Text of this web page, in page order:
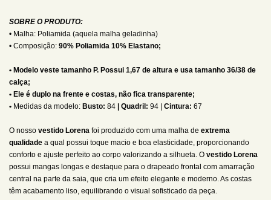
SOBRE O PRODUTO:
• Malha: Poliamida (aquela malha geladinha)
• Composição: 90% Poliamida 10% Elastano;
• Modelo veste tamanho P. Possui 1,67 de altura e usa tamanho 36/38 de
calça;
• Ele é duplo na frente e costas, não fica transparente;
• Medidas da modelo: Busto: 84 | Quadril: 94 | Cintura: 67
O nosso vestido Lorena foi produzido com uma malha de extrema
qualidade a qual possui toque macio e boa elasticidade, proporcionando
conforto e ajuste perfeito ao corpo valorizando a silhueta. O vestido Lorena
possui mangas longas e destaque para o drapeado frontal com amarração
central na parte da saia, que cria um efeito elegante e moderno. As costas
têm acabamento liso, equilibrando o visual sofisticado da peça.